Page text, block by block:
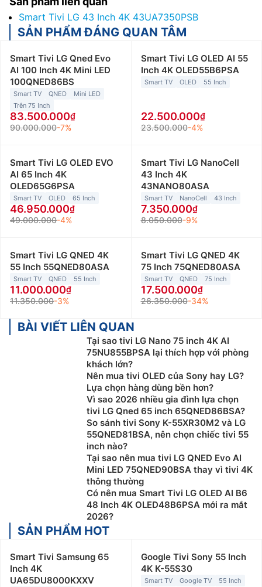
Smart Tivi LG 43 Inch 4K 43UA7350PSB
SẢN PHẨM ĐÁNG QUAN TÂM
Smart Tivi LG Qned Evo
AI 100 Inch 4K Mini LED
100QNED86BS
Smart TV QNED
Mini LED
Trên 75 Inch
83.500.000
90.000.000-7%
Smart Tivi LG OLED AI 55
Inch 4K OLED55B6PSA
Smart TV OLED 55 Inch
22.500.000
23.500.000-4%
Smart Tivi LG OLED EVO
AI 65 Inch 4K
OLED65G6PSA
Smart TV OLED 65 Inch
46.950.000
49.000.000-4%
Smart Tivi LG NanoCell
43 Inch 4K
43NANO80ASA
Smart TV NanoCell 43 Inch
7.350.000
8.050.000-9%
Smart Tivi LG QNED 4K
55 Inch 55QNED80ASA
Smart TV QNED 55 Inch
11.000.000
11.350.000-3%
Smart Tivi LG QNED 4K
75 Inch 75QNED80ASA
Smart TV QNED 75 Inch
17.500.000
26.350.000-34%
BÀI VIẾT LIÊN QUAN
Tại sao tivi LG Nano 75 inch 4K AI
75NU855BPSA lại thích hợp với phòng
khách lớn?
Nên mua tivi OLED của Sony hay LG?
Lựa chọn hàng dùng bền hơn?
Vì sao 2026 nhiều gia đình lựa chọn
tivi LG Qned 65 inch 65QNED86BSA?
So sánh tivi Sony K-55XR30M2 và LG
55QNED81BSA, nên chọn chiếc tivi 55
inch nào?
Tại sao nên mua tivi LG QNED Evo AI
Mini LED 75QNED90BSA thay vì tivi 4K
thông thường
Có nên mua Smart Tivi LG OLED AI B6
48 Inch 4K OLED48B6PSA mới ra mắt
2026?
SẢN PHẨM HOT
Smart Tivi Samsung 65
Inch 4K
UA65DU8000KXXV
Google Tivi Sony 55 Inch
4K K-55S30
Smart TV Google TV 55 Inch